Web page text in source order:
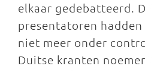
elkaar gedebatteerd.
presentatoren hadden
niet meer onder
Duitse kranten